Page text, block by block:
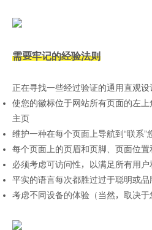
需要牢记的经验法则
正在寻找一些经过验证的通用直观设
使您的徽标位于网站所有页面的左
主页
维护一种在每个页面上导航到“联系”
每个页面上的页眉和页脚、页面位置
必须考虑可访问性，以满足所有用户
平实的语言每次都胜过过于聪明或品
考虑不同设备的体验（当然，取决于